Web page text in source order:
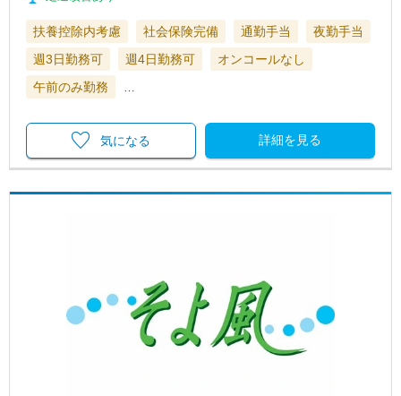
扶養控除内考慮 社会保険完備 通勤手当
夜勤手当
週3日勤務可
週4日勤務可
オンコールなし
午前のみ勤務
…
詳細を見る
気になる